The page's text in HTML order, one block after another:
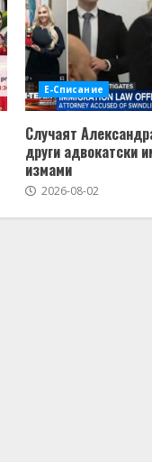
Е-Списание
Случаят
други адвокатски
измами
2026-08-02